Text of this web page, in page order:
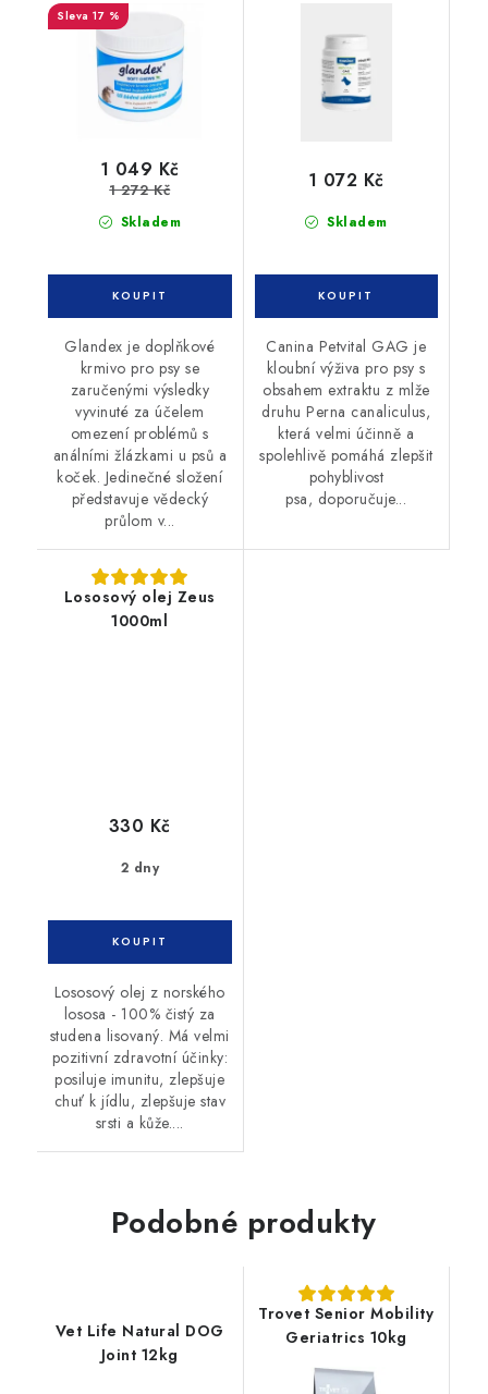
17 %
Skladem
1 049 Kč
1 272 Kč
Glandex je doplňkové
krmivo pro psy se
zaručenými výsledky
vyvinuté za účelem
omezení problémů s
análními žlázkami u psů a
koček. Jedinečné složení
představuje vědecký
průlom v...
Skladem
1 072 Kč
Canina Petvital GAG je
kloubní výživa pro psy s
obsahem extraktu z mlže
druhu Perna canaliculus,
která velmi účinně a
spolehlivě pomáhá zlepšit
pohyblivost
psa, doporučuje...
Lososový olej Zeus
1000ml
2 dny
330 Kč
Lososový olej z norského
lososa - 100% čistý za
studena lisovaný. Má velmi
pozitivní zdravotní účinky:
posiluje imunitu, zlepšuje
chuť k jídlu, zlepšuje stav
srsti a kůže....
Podobné produkty
Vet Life Natural DOG
Joint 12kg
Trovet Senior Mobility
Geriatrics 10kg